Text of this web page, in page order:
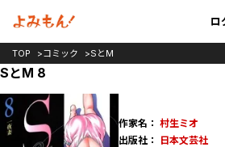
ロ
TOP コミック SとM
SとM 8
作家名： 村生ミオ
出版社：
日本文芸社